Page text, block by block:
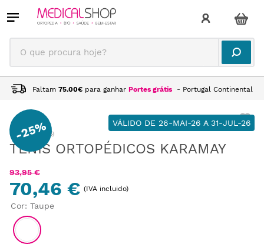
O que procura hoje?
Faltam 75.00€ para ganhar Portes grátis - Portugal Continental
-25% VÁLIDO DE 26-MAI-26 A 31-JUL-26
:CA195019
TÉNIS ORTOPÉDICOS KARAMAY
93,95 €
70,46 € (IVA incluido)
Cor: Taupe